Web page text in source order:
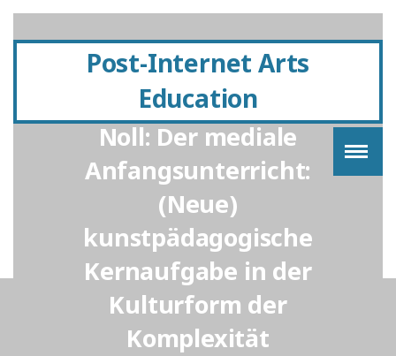
Post-Internet Arts
Education
Gastvortrag von Willy
Noll: Der mediale
Anfangsunterricht:
(Neue)
kunstpädagogische
Kernaufgabe in der
Kulturform der
Komplexität